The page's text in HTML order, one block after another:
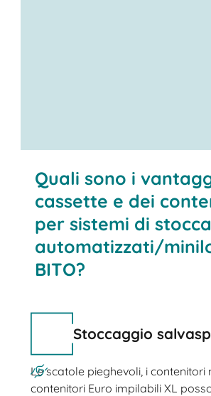
Quali sono i
cassette e dei
per sistemi di
automatizzati/
BITO?
Stoccaggio
Le scatole pieghevoli, i contenitori
contenitori Euro impilabili XL